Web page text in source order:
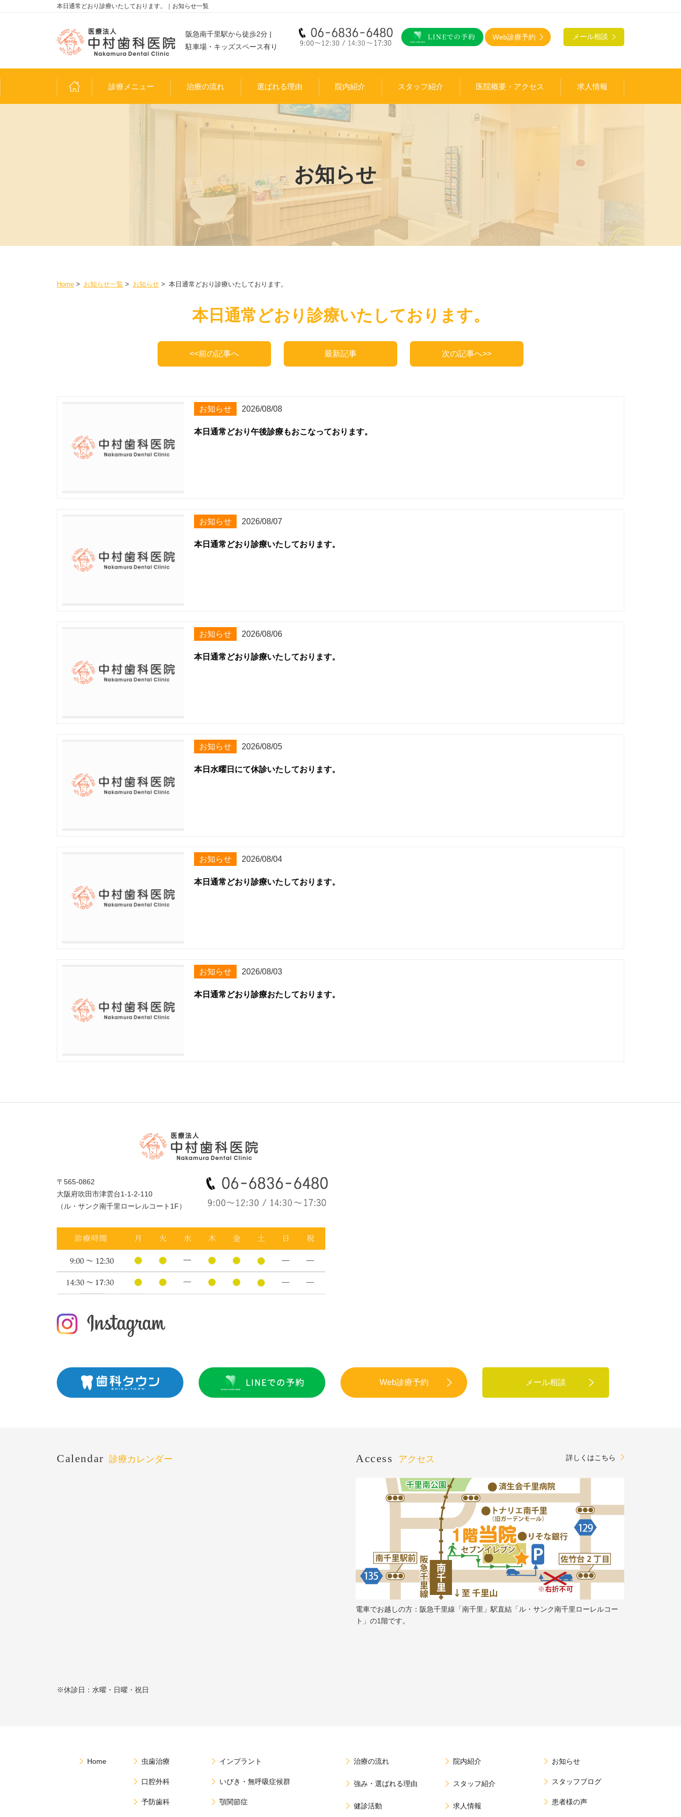
本日通常どおり診療いたしております。｜お知らせ一覧
阪急南千里駅から徒歩2分 |
駐車場・キッズスペース有り
Web診療予約 メール相談
診療メニュー 治療の流れ 選ばれる理由 院内紹介 スタッフ紹介 医院概要・アクセス 求人情報
お知らせ
Home > お知らせ一覧 > お知らせ > 本日通常どおり診療いたしております。
本日通常どおり診療いたしております。
<<前の記事へ 最新記事 次の記事へ>>
お知らせ 2026/08/08
本日通常どおり午後診療もおこなっております。
お知らせ 2026/08/07
本日通常どおり診療いたしております。
お知らせ 2026/08/06
本日通常どおり診療いたしております。
お知らせ 2026/08/05
本日水曜日にて休診いたしております。
お知らせ 2026/08/04
本日通常どおり診療いたしております。
お知らせ 2026/08/03
本日通常どおり診療おたしております。
〒565-0862
大阪府吹田市津雲台1-1-2-110
（ル・サンク南千里ローレルコート1F）
Web診療予約 メール相談
Calendar 診療カレンダー
※休診日：水曜・日曜・祝日
Access アクセス 詳しくはこちら
電車でお越しの方：阪急千里線「南千里」駅直結「ル・サンク南千里ローレルコー
ト」の1階です。
Home 虫歯治療
口腔外科
予防歯科
インプラント
いびき・無呼吸症候群
顎関節症
治療の流れ
強み・選ばれる理由
健診活動
院内紹介
スタッフ紹介
求人情報
お知らせ
スタッフブログ
患者様の声